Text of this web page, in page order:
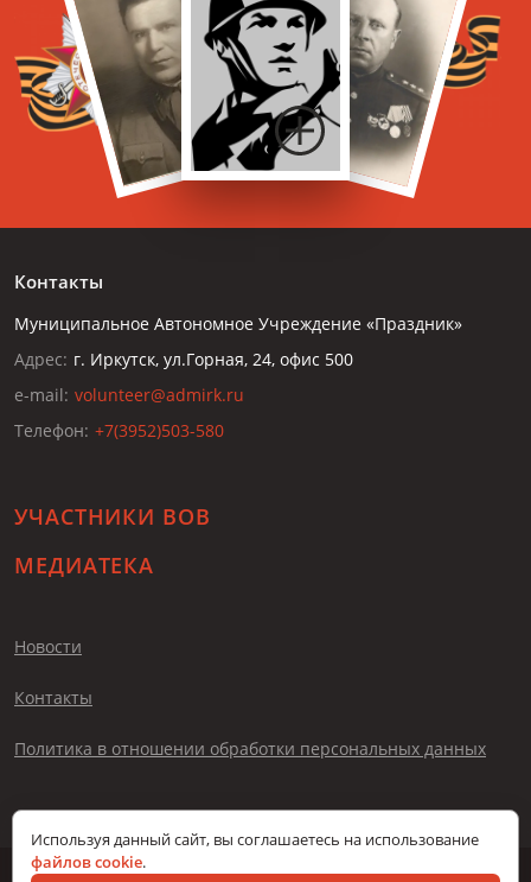
Контакты
Муниципальное Автономное Учреждение «Праздник»
Адрес: г. Иркутск, ул.Горная, 24, офис 500
e-mail: volunteer@admirk.ru
Телефон: +7(3952)503-580
УЧАСТНИКИ ВОВ
МЕДИАТЕКА
Новости
Контакты
Политика в отношении обработки персональных данных
Используя данный сайт, вы соглашаетесь на использование
файлов cookie.